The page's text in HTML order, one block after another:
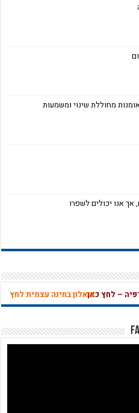
מחוללת שינוי ומשמעות
אך אנו יכולים לשפרו
– לחץ כאןשאלון בחינה עצמית לחץ כאן
מהי אהבה